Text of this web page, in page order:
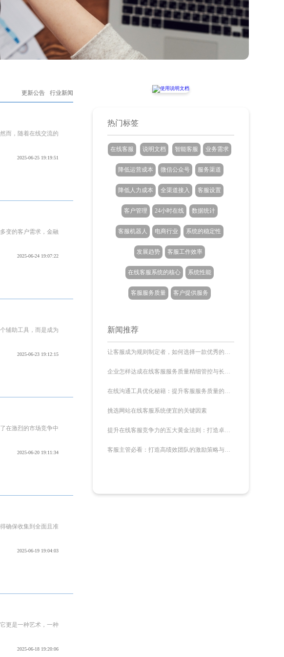
行业新闻
更新公告
而，随着在线交流的
2025-06-25 19:19:51
变的客户需求，金融
2025-06-24 19:07:22
辅助工具，而是成为
2025-06-23 19:12:15
在激烈的市场竞争中
2025-06-20 19:11:34
确保收集到全面且准
2025-06-19 19:04:03
更是一种艺术，一种
2025-06-18 19:20:06
热门标签
在线客服 说明文档 智能客服 业务需求
降低运营成本 微信公众号 服务渠道
降低人力成本 全渠道接入 客服设置
客户管理 24小时在线 数据统计
客服机器人 电商行业 系统的稳定性
发展趋势 客服工作效率
在线客服系统的核心 系统性能
客服服务质量 客户提供服务
新闻推荐
让客服成为规则制定者，如何选择一款优秀的客服系统？
企业怎样达成在线客服服务质量精细管控与长效提升
在线沟通工具优化秘籍：提升客服服务质量的五大核心要素
挑选网站在线客服系统便宜的关键因素
提升在线客服竞争力的五大黄金法则：打造卓越客户体验的关键策略
客服主管必看：打造高绩效团队的激励策略与落地工具